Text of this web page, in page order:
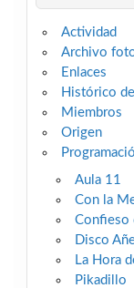
Actividad
Archivo
Enlaces
Histórico
Miembros
Origen
Aula 11
Con la
Confieso
Disco
La Hora
Pikadillo